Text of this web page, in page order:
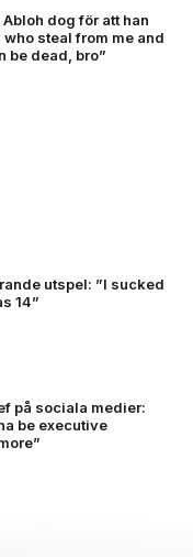
dog för att han
steal from me and
be dead, bro”
utspel: ”I sucked
14”
på sociala medier:
be executive